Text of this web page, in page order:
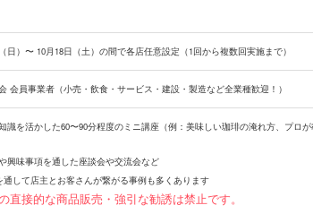
日）〜 10月18日（土）の間で各店任意設定（1回から複数回実施まで）
会員事業者（小売・飲食・サービス・建設・製造など全業種歓迎！）
識を活かした60〜90分程度のミニ講座（例：美味しい珈琲の淹れ方、プロ
興味事項を通した座談会や交流会など
通して店主とお客さんが繋がる事例も多くあります
直接的な商品販売・強引な勧誘は禁止です。